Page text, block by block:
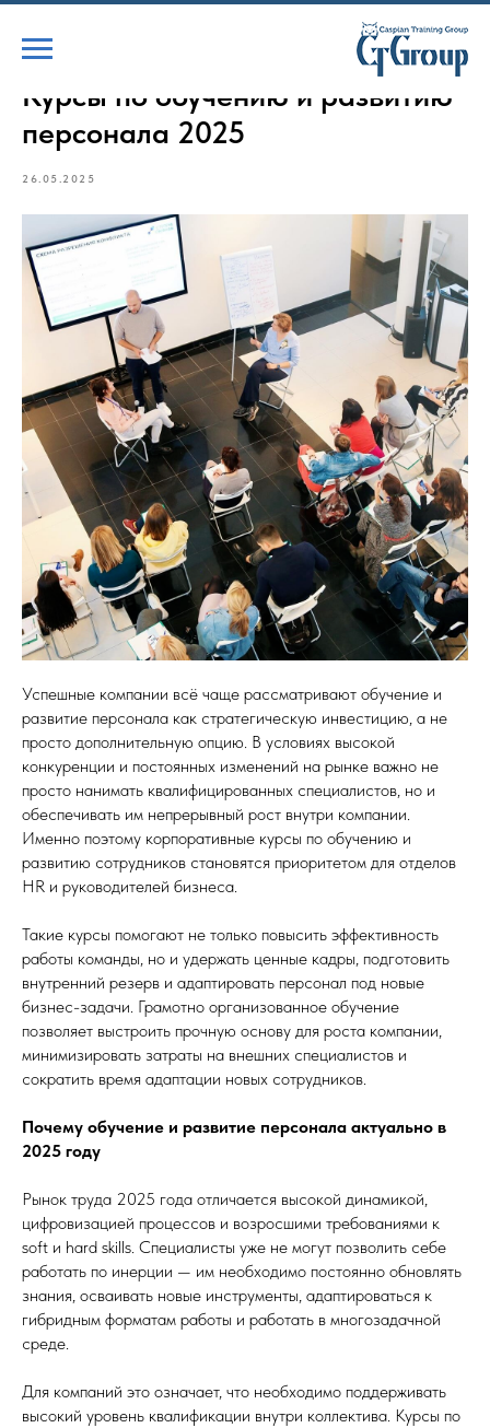
Курсы по обучению и развитию
персонала 2025
26.05.2025
Успешные компании всё чаще рассматривают обучение и
развитие персонала как стратегическую инвестицию, а не
просто дополнительную опцию. В условиях высокой
конкуренции и постоянных изменений на рынке важно не
просто нанимать квалифицированных специалистов, но и
обеспечивать им непрерывный рост внутри компании.
Именно поэтому корпоративные курсы по обучению и
развитию сотрудников становятся приоритетом для отделов
HR и руководителей бизнеса.
Такие курсы помогают не только повысить эффективность
работы команды, но и удержать ценные кадры, подготовить
внутренний резерв и адаптировать персонал под новые
бизнес-задачи. Грамотно организованное обучение
позволяет выстроить прочную основу для роста компании,
минимизировать затраты на внешних специалистов и
сократить время адаптации новых сотрудников.
Почему обучение и развитие персонала актуально в
2025 году
Рынок труда 2025 года отличается высокой динамикой,
цифровизацией процессов и возросшими требованиями к
soft и hard skills. Специалисты уже не могут позволить себе
работать по инерции — им необходимо постоянно обновлять
знания, осваивать новые инструменты, адаптироваться к
гибридным форматам работы и работать в многозадачной
среде.
Для компаний это означает, что необходимо поддерживать
высокий уровень квалификации внутри коллектива. Курсы по